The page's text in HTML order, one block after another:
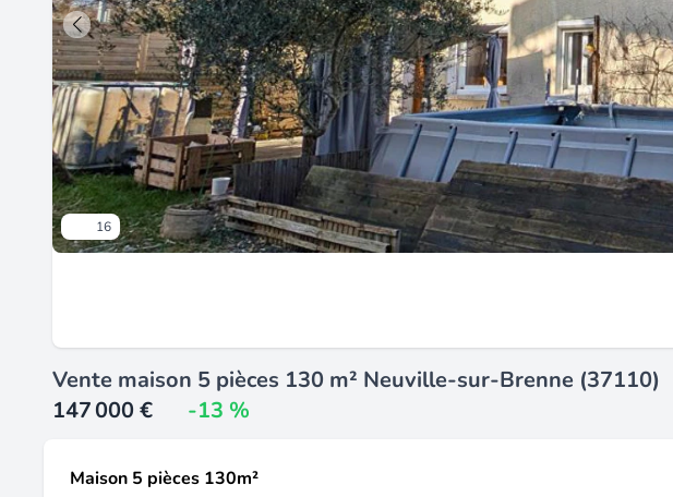
16
Vente maison 5 pièces 130 m² Neuville-sur-Brenne (37110)
147 000 €
-13 %
Maison 5 pièces 130m²